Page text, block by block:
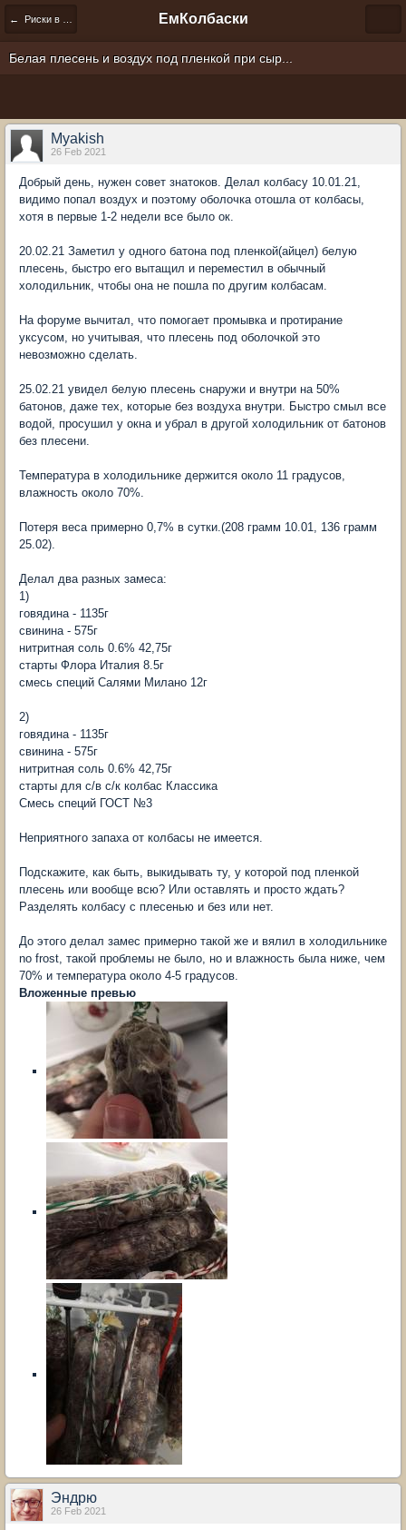
← Риски в домашнем колбасном производстве ЕмКолбаски
Белая плесень и воздух под пленкой при сыр...
Myakish
26 Feb 2021
Добрый день, нужен совет знатоков. Делал колбасу 10.01.21,
видимо попал воздух и поэтому оболочка отошла от колбасы,
хотя в первые 1-2 недели все было ок.
20.02.21 Заметил у одного батона под пленкой(айцел) белую
плесень, быстро его вытащил и переместил в обычный
холодильник, чтобы она не пошла по другим колбасам.
На форуме вычитал, что помогает промывка и протирание
уксусом, но учитывая, что плесень под оболочкой это
невозможно сделать.
25.02.21 увидел белую плесень снаружи и внутри на 50%
батонов, даже тех, которые без воздуха внутри. Быстро смыл все
водой, просушил у окна и убрал в другой холодильник от батонов
без плесени.
Температура в холодильнике держится около 11 градусов,
влажность около 70%.
Потеря веса примерно 0,7% в сутки.(208 грамм 10.01, 136 грамм
25.02).
Делал два разных замеса:
1)
говядина - 1135г
свинина - 575г
нитритная соль 0.6% 42,75г
старты Флора Италия 8.5г
смесь специй Салями Милано 12г
2)
говядина - 1135г
свинина - 575г
нитритная соль 0.6% 42,75г
старты для с/в с/к колбас Классика
Смесь специй ГОСТ №3
Неприятного запаха от колбасы не имеется.
Подскажите, как быть, выкидывать ту, у которой под пленкой
плесень или вообще всю? Или оставлять и просто ждать?
Разделять колбасу с плесенью и без или нет.
До этого делал замес примерно такой же и вялил в холодильнике
no frost, такой проблемы не было, но и влажность была ниже, чем
70% и температура около 4-5 градусов.
Вложенные превью
Эндрю
26 Feb 2021